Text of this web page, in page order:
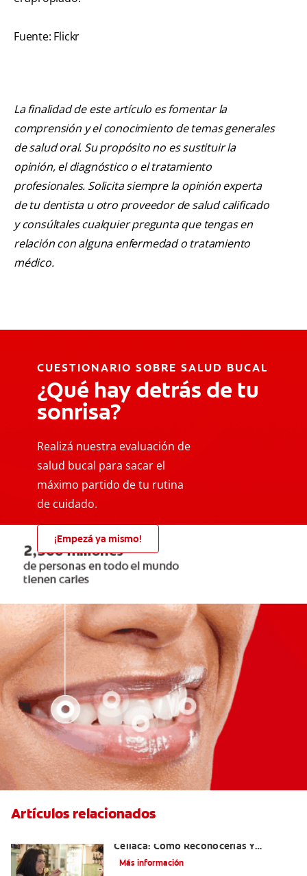
Fuente: Flickr
La finalidad de este artículo es fomentar la
comprensión y el conocimiento de temas generales
de salud oral. Su propósito no es sustituir la
opinión, el diagnóstico o el tratamiento
profesionales. Solicita siempre la opinión experta
de tu dentista u otro proveedor de salud calificado
y consúltales cualquier pregunta que tengas en
relación con alguna enfermedad o tratamiento
médico.
CUESTIONARIO SOBRE SALUD BUCAL
¿Qué hay detrás de tu
sonrisa?
Realizá nuestra evaluación de
salud bucal para sacar el
máximo partido de tu rutina
de cuidado.
¡Empezá ya mismo!
Artículos relacionados
Celíaca: Cómo Reconocerlas Y
Tratarlas
Más información